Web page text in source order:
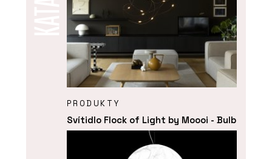
PRODUKTY
Svítidlo Flock of Light by Moooi - Bulb